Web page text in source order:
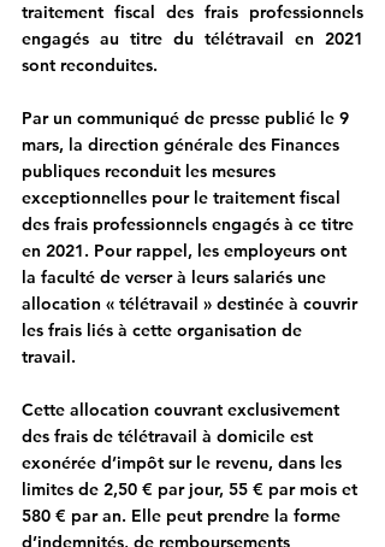
traitement fiscal des frais professionnels
engagés au titre du télétravail en 2021
sont reconduites.
Par un communiqué de presse publié le 9
mars, la direction générale des Finances
publiques reconduit les mesures
exceptionnelles pour le traitement fiscal
des frais professionnels engagés à ce titre
en 2021. Pour rappel, les employeurs ont
la faculté de verser à leurs salariés une
allocation « télétravail » destinée à couvrir
les frais liés à cette organisation de
travail.
Cette allocation couvrant exclusivement
des frais de télétravail à domicile est
exonérée d’impôt sur le revenu, dans les
limites de 2,50 € par jour, 55 € par mois et
580 € par an. Elle peut prendre la forme
d’indemnités, de remboursements